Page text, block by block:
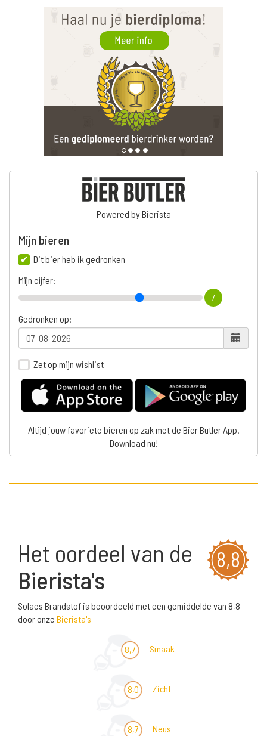
Powered by Bierista
Mijn bieren
Dit bier heb ik gedronken
Mijn cijfer:
7
Gedronken op:
Zet op mijn wishlist
Altijd jouw favoriete bieren op zak met de Bier Butler App.
Download nu!
8,8
Het oordeel van de
Bierista's
Solaes Brandstof is beoordeeld met een gemiddelde van 8,8
door onze Bierista's
8,7 Smaak
8,0 Zicht
8,7 Neus